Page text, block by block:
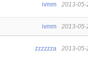
2013-05-
ivmm
2013-05-
ivmm
2013-05-
zzzzzza